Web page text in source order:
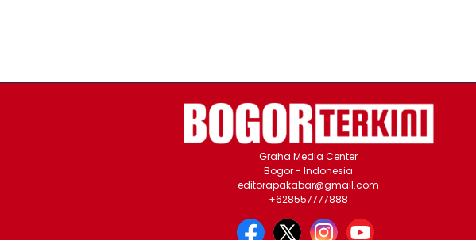
Graha Media Center
Bogor - Indonesia
editorapakabar@gmail.com
+628557777888